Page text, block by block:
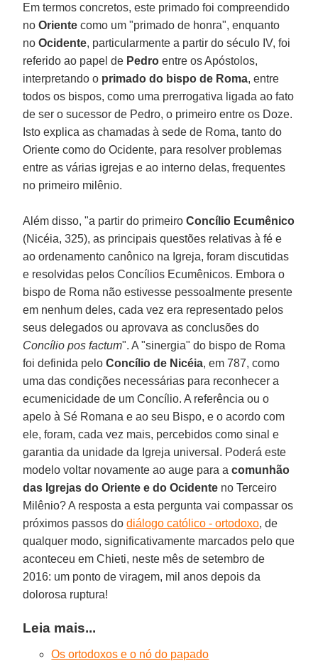
Em termos concretos, este primado foi compreendido
noOriente como um "primado de honra", enquanto
noOcidente, particularmente a partir do século IV, foi
referido ao papel de Pedro entre os Apóstolos,
interpretando o primado do bispo de Roma, entre
todos os bispos, como uma prerrogativa ligada ao fato
de ser o sucessor de Pedro, o primeiro entre os Doze.
Isto explica as chamadas à sede de Roma, tanto do
Oriente como do Ocidente, para resolver problemas
entre as várias igrejas e ao interno delas, frequentes
no primeiro milênio.
Além disso, "a partir do primeiro Concílio Ecumênico
(Nicéia, 325), as principais questões relativas à fé e
ao ordenamento canônico na Igreja, foram discutidas
e resolvidas pelos Concílios Ecumênicos. Embora o
bispo de Roma não estivesse pessoalmente presente
em nenhum deles, cada vez era representado pelos
seus delegados ou aprovava as conclusões do
Concílio pos factum". A "sinergia" do bispo de Roma
foi definida peloConcílio de Nicéia, em 787, como
uma das condições necessárias para reconhecer a
ecumenicidade de um Concílio. A referência ou o
apelo à Sé Romana e ao seu Bispo, e o acordo com
ele, foram, cada vez mais, percebidos como sinal e
garantia da unidade da Igreja universal. Poderá este
modelo voltar novamente ao auge para a comunhão
das Igrejas do Oriente e do Ocidente no Terceiro
Milênio? A resposta a esta pergunta vai compassar os
próximos passos dodiálogo católico - ortodoxo, de
qualquer modo, significativamente marcados pelo que
aconteceu em Chieti, neste mês de setembro de
2016: um ponto de viragem, mil anos depois da
dolorosa ruptura!
Leia mais...
Os ortodoxos e o nó do papado